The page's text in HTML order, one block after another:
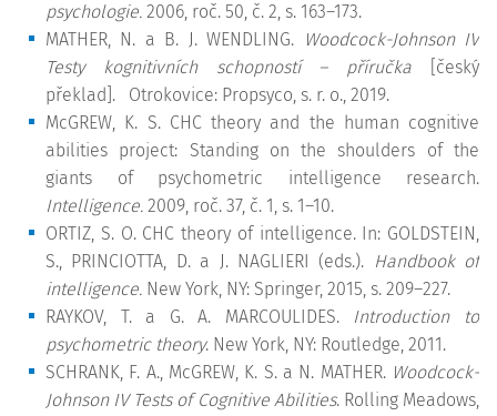
psychologie. 2006, roč. 50, č. 2, s. 163–173.
MATHER, N. a B. J. WENDLING. Woodcock-Johnson IV
Testy kognitivních schopností – příručka
[český
překlad].
Otrokovice: Propsyco, s. r. o., 2019.
McGREW, K. S. CHC theory and the human cognitive
abilities project: Standing on the shoulders of the
giants of psychometric intelligence research.
Intelligence. 2009, roč. 37, č. 1, s. 1–10.
ORTIZ, S. O. CHC theory of intelligence. In: GOLDSTEIN,
S., PRINCIOTTA, D. a J. NAGLIERI (eds.). Handbook of
intelligence. New York, NY: Springer, 2015, s. 209–227.
RAYKOV, T. a G. A. MARCOULIDES.Introduction to
psychometric theory. New York, NY: Routledge, 2011.
SCHRANK, F. A., McGREW, K. S. a N. MATHER.Woodcock-
Johnson IV Tests of Cognitive Abilities. Rolling Meadows,